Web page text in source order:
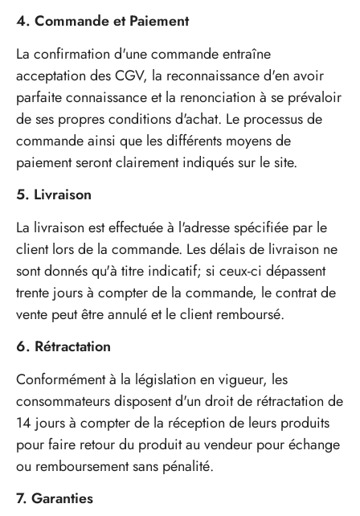
4. Commande et Paiement
La confirmation d'une commande entraîne
acceptation des CGV, la reconnaissance d'en avoir
parfaite connaissance et la renonciation à se prévaloir
de ses propres conditions d'achat. Le processus de
commande ainsi que les différents moyens de
paiement seront clairement indiqués sur le site.
5. Livraison
La livraison est effectuée à l'adresse spécifiée par le
client lors de la commande. Les délais de livraison ne
sont donnés qu'à titre indicatif; si ceux-ci dépassent
trente jours à compter de la commande, le contrat de
vente peut être annulé et le client remboursé.
6. Rétractation
Conformément à la législation en vigueur, les
consommateurs disposent d'un droit de rétractation de
14 jours à compter de la réception de leurs produits
pour faire retour du produit au vendeur pour échange
ou remboursement sans pénalité.
7. Garanties